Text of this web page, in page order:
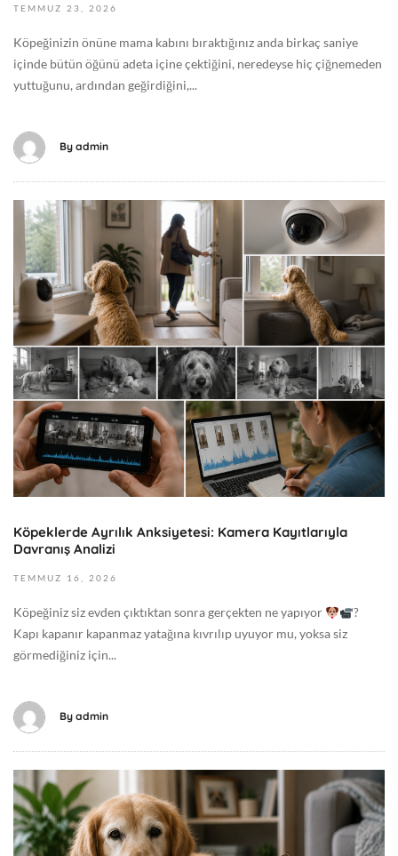
2
-
0
7
2
3
T
1
5
:
2
1
+
0
0
:
0
0
G
n
l
TEMMUZ 23, 2026
Köpeğinizin önüne mama kabını bıraktığınız anda birkaç saniye
içinde bütün öğünü adeta içine çektiğini, neredeyse hiç çiğnemeden
yuttuğunu, ardından geğirdiğini,...
By admin
m
z
1
6
2
0
2
6
2
2
6
-
7
-
1
0
5
7
:
1
Köpeklerde Ayrılık Anksiyetesi: Kamera Kayıtlarıyla
Davranış Analizi
TEMMUZ 16, 2026
Köpeğiniz siz evden çıktıktan sonra gerçekten ne yapıyor
?
Kapı kapanır kapanmaz yatağına kıvrılıp uyuyor mu, yoksa siz
görmediğiniz için...
By admin
T
e
m
m